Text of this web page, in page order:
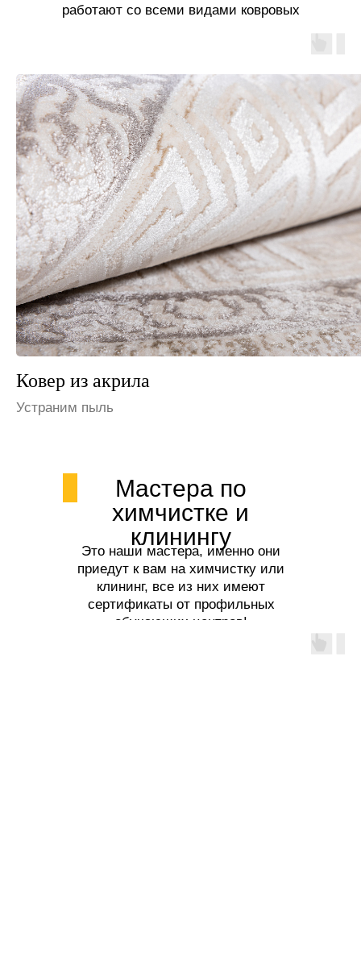
работают со всеми видами ковровых
Ковер из шерсти
Избавим от запаха мочи
Мастера по
химчистке и
клинингу
Это наши мастера, именно они
приедут к вам на химчистку или
клининг, все из них имеют
сертификаты от профильных
обучающих центров!